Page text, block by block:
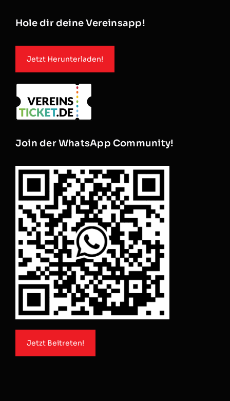
Hole dir deine Vereinsapp!
Jetzt Herunterladen!
Join der WhatsApp Community!
Jetzt Beitreten!